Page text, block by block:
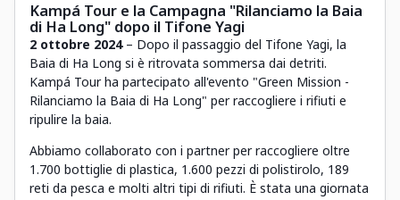
Kampá Tour e la Campagna "Rilanciamo la Baia
di Ha Long" dopo il Tifone Yagi
2 ottobre 2024 – Dopo il passaggio del Tifone Yagi, la
Baia di Ha Long si è ritrovata sommersa dai detriti.
Kampá Tour ha partecipato all'evento "Green Mission -
Rilanciamo la Baia di Ha Long" per raccogliere i rifiuti e
ripulire la baia.
Abbiamo collaborato con i partner per raccogliere oltre
1.700 bottiglie di plastica, 1.600 pezzi di polistirolo, 189
reti da pesca e molti altri tipi di rifiuti. È stata una giornata